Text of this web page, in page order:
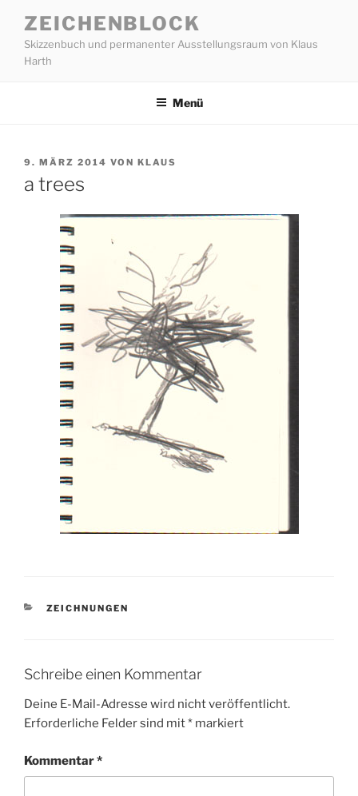
Inhalt
springen
ZEICHENBLOCK
Skizzenbuch und permanenter Ausstellungsraum von Klaus
Harth
Menü
VERÖFFENTLICHT
AM
9. MÄRZ 2014 VON KLAUS
a trees
KATEGORIEN
ZEICHNUNGEN
Schreibe einen Kommentar
Deine E-Mail-Adresse wird nicht veröffentlicht.
Erforderliche Felder sind mit* markiert
Kommentar*